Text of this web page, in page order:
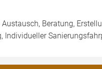
Beratung,
Individueller